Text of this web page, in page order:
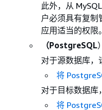
此外，从
户必须具有复制
应用适当的权限。
（PostgreSQL）
对于源数据库，
将
对于目标数据库
将